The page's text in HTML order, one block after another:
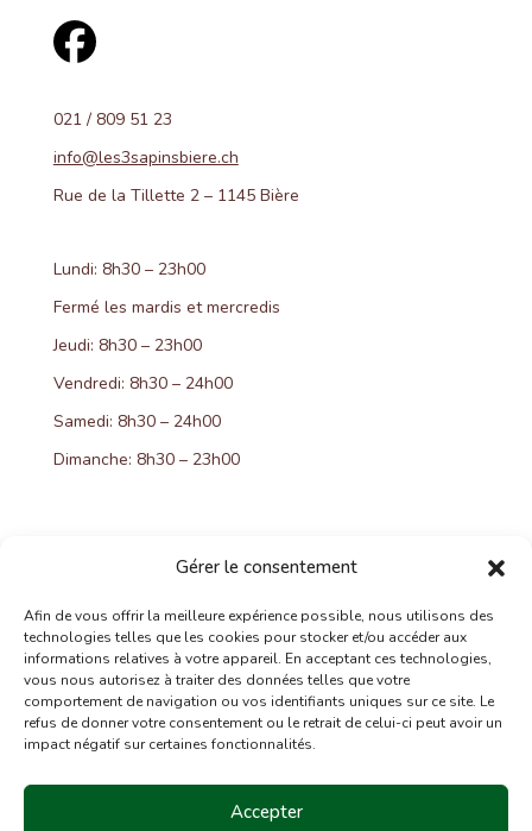
Gérer le consentement
Afin de vous offrir la meilleure expérience possible, nous utilisons des
technologies telles que les cookies pour stocker et/ou accéder aux
informations relatives à votre appareil. En acceptant ces technologies,
vous nous autorisez à traiter des données telles que votre
comportement de navigation ou vos identifiants uniques sur ce site. Le
refus de donner votre consentement ou le retrait de celui-ci peut avoir un
impact négatif sur certaines fonctionnalités.
Accepter
021 / 809 51 23
info@les3sapinsbiere.ch
Rue de la Tillette 2 – 1145 Bière
Lundi: 8h30 – 23h00
Fermé les mardis et mercredis
Jeudi: 8h30 – 23h00
Vendredi: 8h30 – 24h00
Samedi: 8h30 – 24h00
Dimanche: 8h30 – 23h00